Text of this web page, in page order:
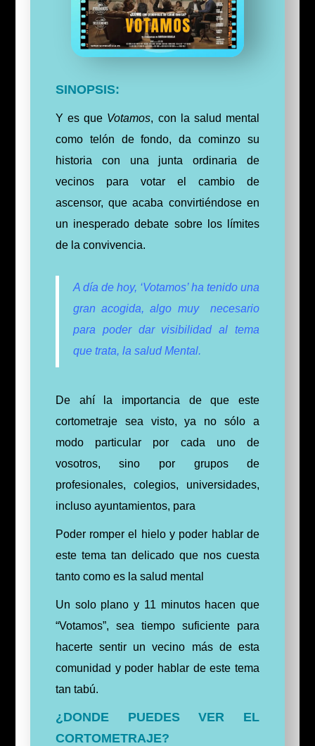
SINOPSIS:
Y es que Votamos, con la salud mental
como telón de fondo, da cominzo su
historia con una junta ordinaria de
vecinos para votar el cambio de
ascensor, que acaba convirtiéndose en
un inesperado debate sobre los límites
de la convivencia.
A día de hoy, ‘Votamos’ ha tenido una
gran acogida, algo muy
necesario
para poder dar visibilidad al tema
que trata, la salud Mental.
De ahí la importancia de que este
cortometraje sea visto, ya no sólo a
modo particular por cada uno de
vosotros, sino por grupos de
profesionales, colegios, universidades,
incluso ayuntamientos, para
Poder romper el hielo y poder hablar de
este tema tan delicado que nos cuesta
tanto como es la salud mental
Un solo plano y 11 minutos hacen que
“Votamos”, sea tiempo suficiente para
hacerte sentir un vecino más de esta
comunidad y poder hablar de este tema
tan tabú.
¿DONDE PUEDES VER EL
CORTOMETRAJE?